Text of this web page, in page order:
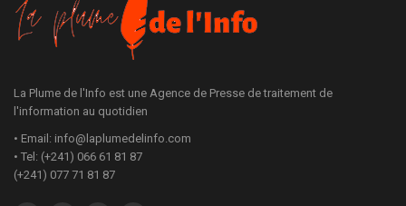
La Plume de l'Info est une Agence de Presse de traitement de
l'information au quotidien
• Email: info@laplumedelinfo.com
• Tel: (+241) 066 61 81 87
(+241) 077 71 81 87